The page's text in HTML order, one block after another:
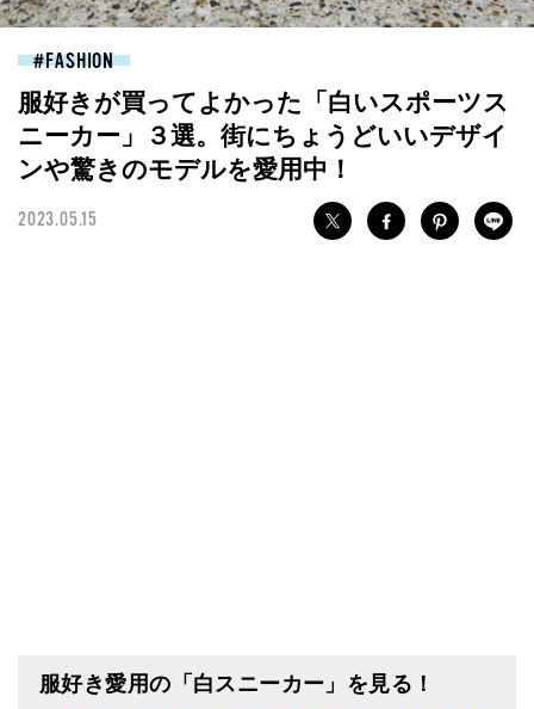
FASHION
服好きが買ってよかった「白いスポーツス
ニーカー」３選。街にちょうどいいデザイ
ンや驚きのモデルを愛用中！
2023.05.15
服好き愛用の「白スニーカー」を見る！